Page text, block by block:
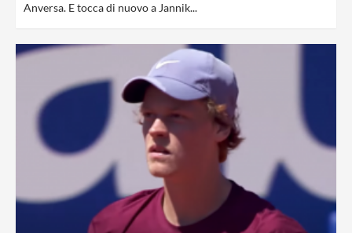
Anversa. E tocca di nuovo a Jannik...